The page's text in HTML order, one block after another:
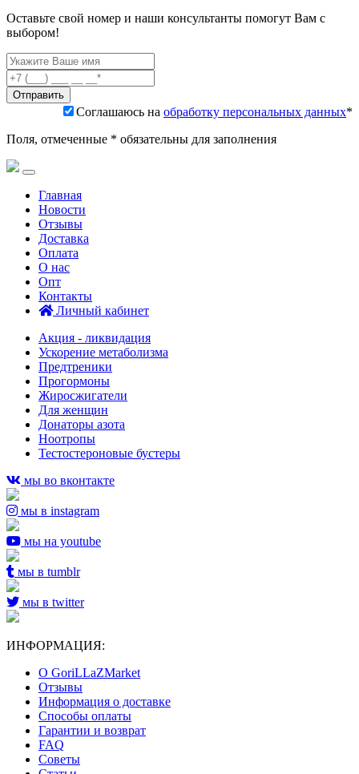
Оставьте свой номер и наши консультанты помогут Вам с
выбором!
Соглашаюсь на обработку персональных данных*
Поля, отмеченные * обязательны для заполнения
Главная
Новости
Отзывы
Доставка
Оплата
О нас
Опт
Контакты
Личный кабинет
Акция - ликвидация
Ускорение метаболизма
Предтреники
Прогормоны
Жиросжигатели
Для женщин
Донаторы азота
Ноотропы
Тестостероновые бустеры
мы во вконтакте
мы в instagram
мы на youtube
мы в tumblr
мы в twitter
ИНФОРМАЦИЯ:
О GoriLLaZMarket
Отзывы
Информация о доставке
Способы оплаты
Гарантии и возврат
FAQ
Советы